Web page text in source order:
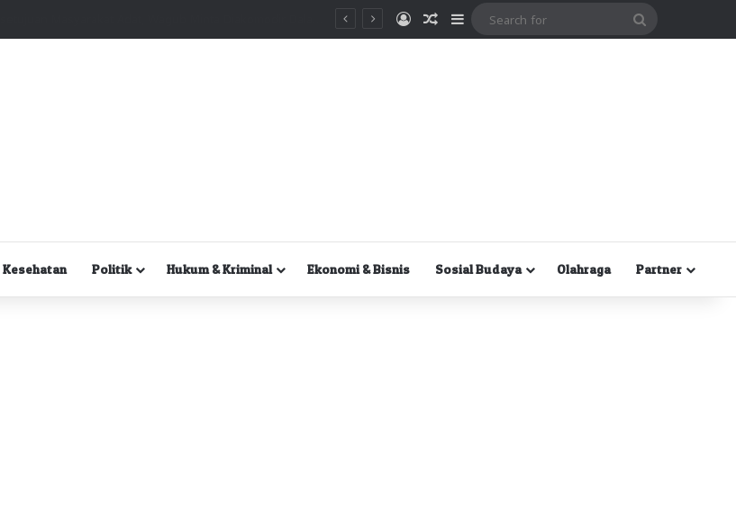
MasukRandom Article
Sidebar
Kesehatan Politik Hukum & Kriminal Ekonomi & Bisnis Sosial Budaya Olahraga Partner